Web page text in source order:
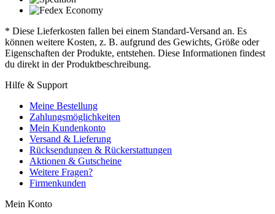
* Diese Lieferkosten fallen bei einem Standard-Versand an. Es
können weitere Kosten, z. B. aufgrund des Gewichts, Größe oder
Eigenschaften der Produkte, entstehen. Diese Informationen findest
du direkt in der Produktbeschreibung.
Hilfe & Support
Meine Bestellung
Zahlungsmöglichkeiten
Mein Kundenkonto
Versand & Lieferung
Rücksendungen & Rückerstattungen
Aktionen & Gutscheine
Weitere Fragen?
Firmenkunden
Mein Konto